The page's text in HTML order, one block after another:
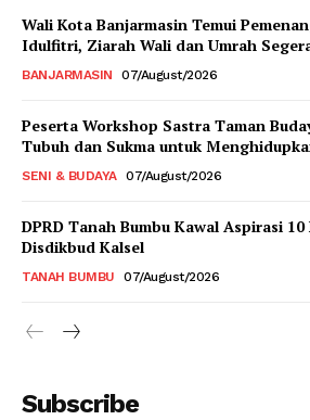
Wali Kota Banjarmasin Temui
Idulfitri, Ziarah Wali dan Umrah
BANJARMASIN 07/August/2026
Peserta Workshop Sastra Taman
Tubuh dan Sukma untuk
SENI & BUDAYA 07/August/2026
DPRD Tanah Bumbu Kawal Aspirasi
Disdikbud Kalsel
TANAH BUMBU 07/August/2026
Subscribe